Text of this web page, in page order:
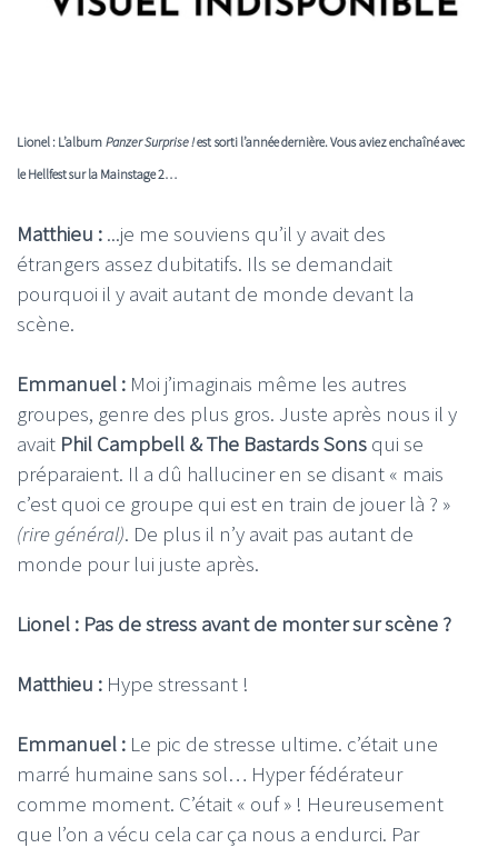
Lionel : L’album Panzer Surprise !est sorti l’année dernière. Vous aviez enchaîné avec
le Hellfest sur la Mainstage 2…
Matthieu : ...je me souviens qu’il y avait des
étrangers assez dubitatifs. Ils se demandait
pourquoi il y avait autant de monde devant la
scène.
Emmanuel : Moi j’imaginais même les autres
groupes, genre des plus gros. Juste après nous il y
avait Phil Campbell & The Bastards Sons qui se
préparaient. Il a dû halluciner en se disant « mais
c’est quoi ce groupe qui est en train de jouer là ? »
(rire général). De plus il n’y avait pas autant de
monde pour lui juste après.
Lionel : Pas de stress avant de monter sur scène ?
Matthieu : Hype stressant !
Emmanuel : Le pic de stresse ultime. c’était une
marré humaine sans sol… Hyper fédérateur
comme moment. C’était « ouf » ! Heureusement
que l’on a vécu cela car ça nous a endurci. Par